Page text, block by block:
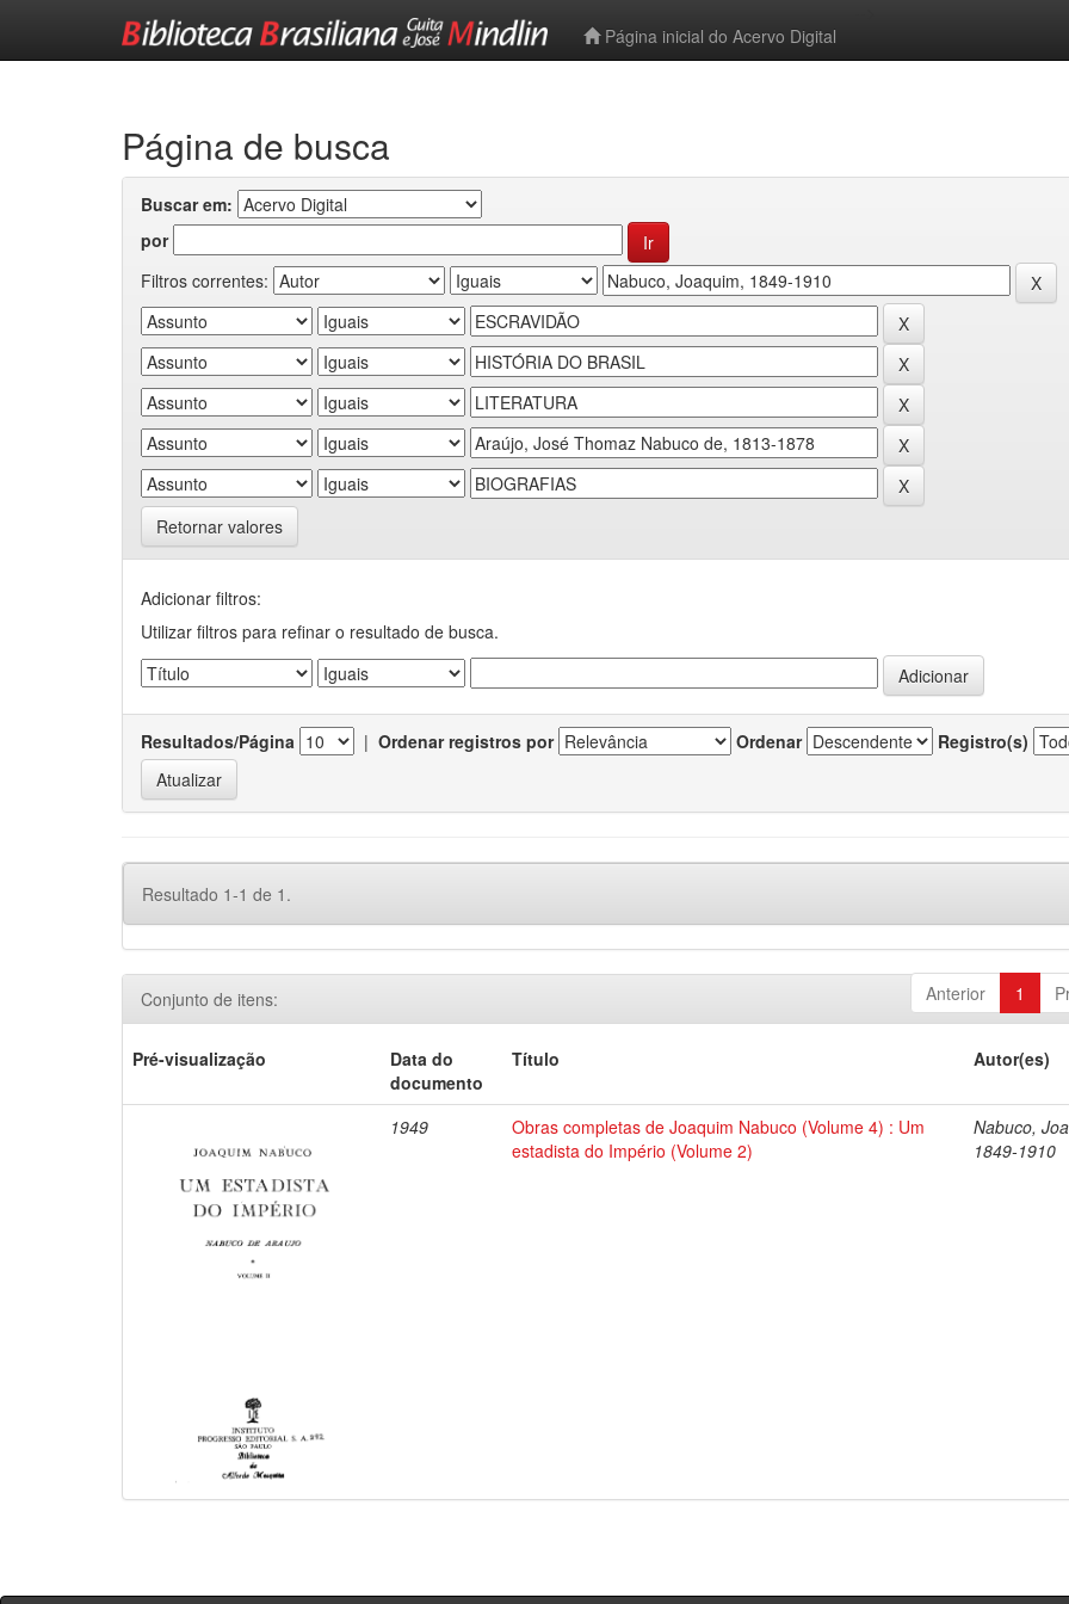
Página inicial do Acervo Digital
Página de busca
Buscar em:
por
Filtros correntes:
Retornar valores
Adicionar filtros:
Utilizar filtros para refinar o resultado de busca.
Resultados/Página | Ordenar registros por Ordenar Registro(s)
Resultado 1-1 de 1.
Anterior 1
Conjunto de itens:
Pré-visualização
Data do
documento
Título Autor(es)
1949
Obras completas de Joaquim Nabuco (Volume 4) : Um
estadista do Império (Volume 2)
Nabuco,
1849-1910